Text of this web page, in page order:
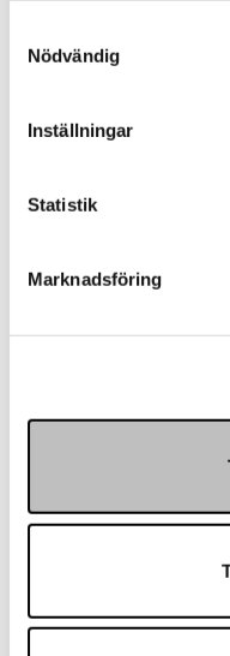
Nödvändig
Inställningar
Statistik
Marknadsföring